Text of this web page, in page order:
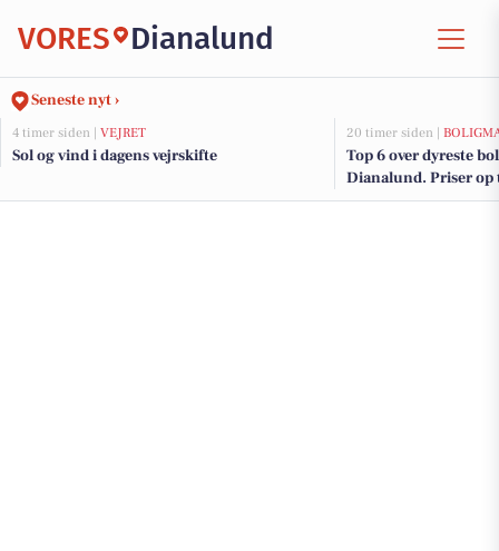
VORES Dianalund
Seneste nyt ›
4 timer siden | VEJRET
Sol og vind i dagens vejrskifte
20 timer siden |
Top 6 over dyreste
Dianalund. Priser